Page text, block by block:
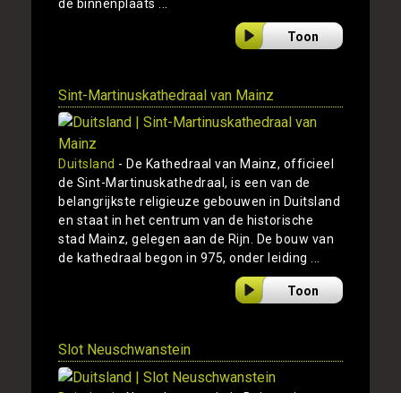
de binnenplaats ...
Toon
Sint-Martinuskathedraal van Mainz
Duitsland - De Kathedraal van Mainz, officieel
de Sint-Martinuskathedraal, is een van de
belangrijkste religieuze gebouwen in Duitsland
en staat in het centrum van de historische
stad Mainz, gelegen aan de Rijn. De bouw van
de kathedraal begon in 975, onder leiding ...
Toon
Slot Neuschwanstein